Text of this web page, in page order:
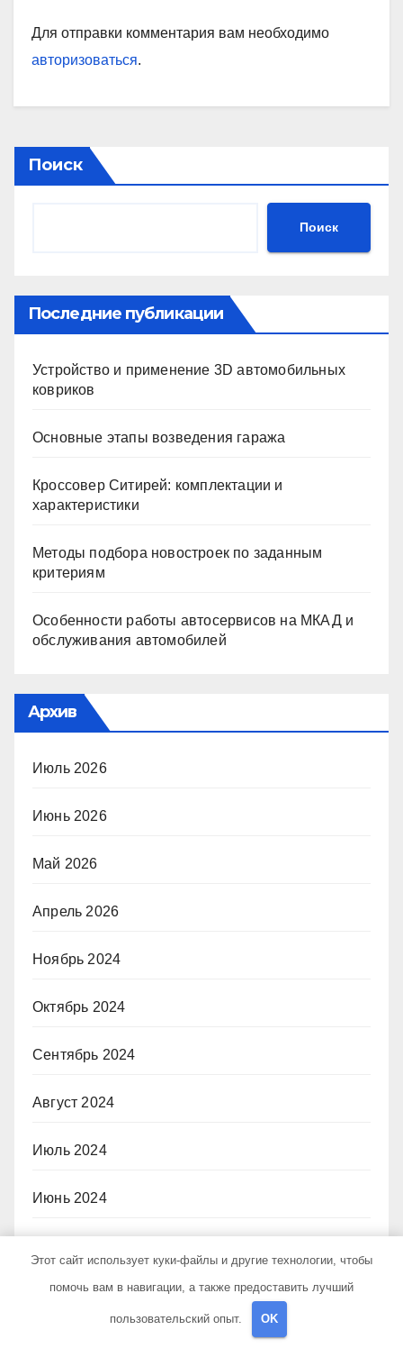
Для отправки комментария вам необходимо
авторизоваться.
Поиск
Поиск
Последние публикации
Устройство и применение 3D автомобильных
ковриков
Основные этапы возведения гаража
Кроссовер Ситирей: комплектации и
характеристики
Методы подбора новостроек по заданным
критериям
Особенности работы автосервисов на МКАД и
обслуживания автомобилей
Архив
Июль 2026
Июнь 2026
Май 2026
Апрель 2026
Ноябрь 2024
Октябрь 2024
Сентябрь 2024
Август 2024
Июль 2024
Июнь 2024
Апрель 2024
Этот сайт использует куки-файлы и другие технологии, чтобы
помочь вам в навигации, а также предоставить лучший
пользовательский опыт. OK